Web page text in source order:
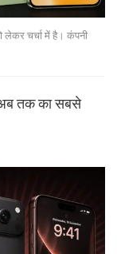
लेकर चर्चा में है। कंपनी
तक का सबसे